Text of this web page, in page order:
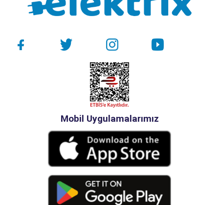
Mobil Uygulamalarımız